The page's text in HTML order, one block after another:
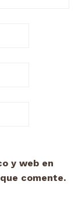
y web en
comente.